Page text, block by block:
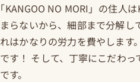
｢KANGOO NO MORI」の住人
まらないから、細部まで分解し
れはかなりの労力を費やします
です！ そして、丁寧にこだわ
です。